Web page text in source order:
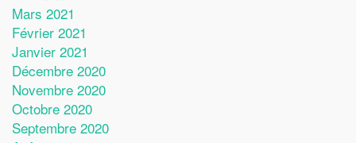
Mars 2021
Février 2021
Janvier 2021
Décembre 2020
Novembre 2020
Octobre 2020
Septembre 2020